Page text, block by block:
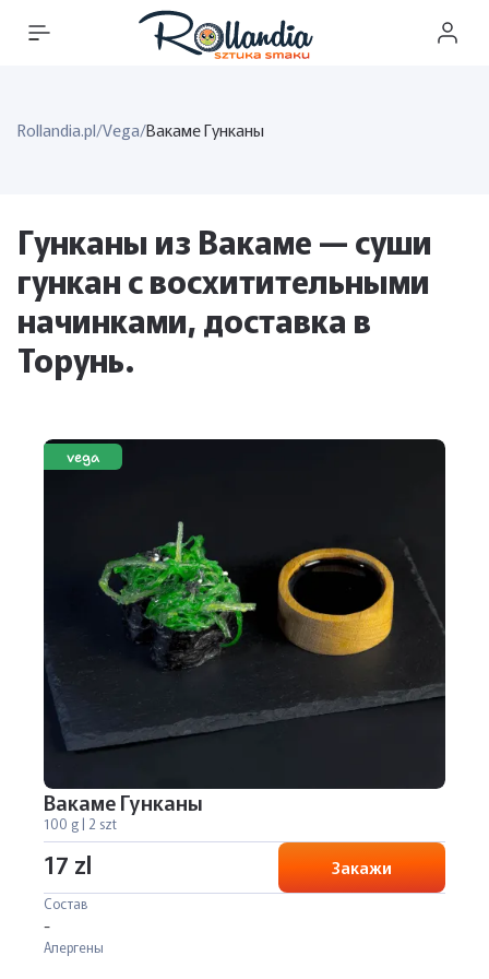
Rollandia.pl/Vega/Вакаме Гунканы
Гунканы из Вакаме — суши
гункан с восхитительными
начинками, доставка в
Торунь.
vega
Вакаме Гунканы
100 g | 2 szt
17 zl Закажи
Состав
-
Алергены